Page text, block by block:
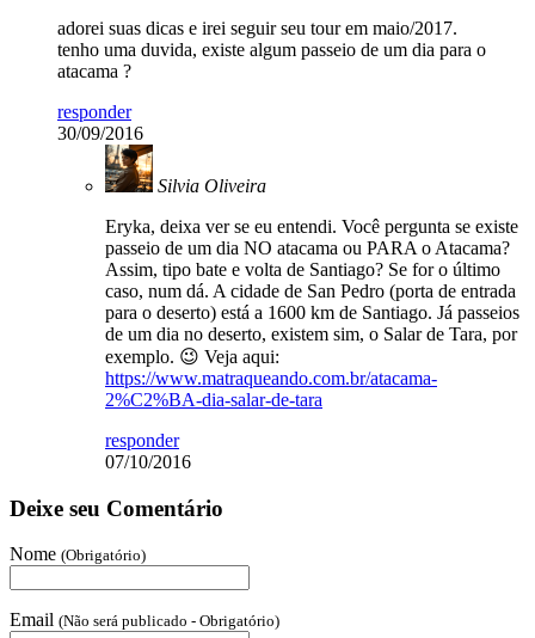
adorei suas dicas e irei seguir seu tour em maio/2017.
tenho uma duvida, existe algum passeio de um dia para o
atacama ?
responder
30/09/2016
Silvia Oliveira
Eryka, deixa ver se eu entendi. Você pergunta se existe
passeio de um dia NO atacama ou PARA o Atacama?
Assim, tipo bate e volta de Santiago? Se for o último
caso, num dá. A cidade de San Pedro (porta de entrada
para o deserto) está a 1600 km de Santiago. Já passeios
de um dia no deserto, existem sim, o Salar de Tara, por
exemplo. 😉 Veja aqui:
https://www.matraqueando.com.br/atacama-
2%C2%BA-dia-salar-de-tara
responder
07/10/2016
Deixe seu Comentário
Nome (Obrigatório)
Email (Não será publicado - Obrigatório)